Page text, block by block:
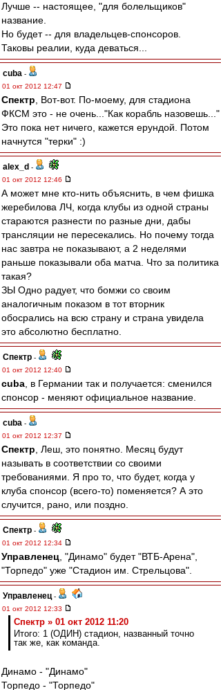
Лучше -- настоящее, "для болельщиков"
название.
Но будет -- для владельцев-спонсоров.
Таковы реалии, куда деваться...
cuba -
01 окт 2012 12:47
Спектр , Вот-вот. По-моему, для стадиона
ФКСМ это - не очень..."Как корабль назовешь..."
Это пока нет ничего, кажется ерундой. Потом
начнутся "терки" :)
alex_d -
01 окт 2012 12:46
А может мне кто-нить объяснить, в чем фишка
жеребилова ЛЧ, когда клубы из одной страны
стараются разнести по разные дни, дабы
трансляции не пересекались. Но почему тогда
нас завтра не показывают, а 2 неделями
раньше показывали оба матча. Что за политика
такая?
ЗЫ Одно радует, что бомжи со своим
аналогичным показом в тот вторник
обосрались на всю страну и страна увидела
это абсолютно бесплатно.
Спектр -
01 окт 2012 12:40
cuba , в Германии так и получается: сменился
спонсор - меняют официальное название.
cuba -
01 окт 2012 12:37
Спектр , Леш, это понятно. Месяц будут
называть в соответствии со своими
требованиями. Я про то, что будет, когда у
клуба спонсор (всего-то) поменяется? А это
случится, рано, или поздно.
Спектр -
01 окт 2012 12:34
Управленец , "Динамо" будет "ВТБ-Арена",
"Торпедо" уже "Стадион им. Стрельцова".
Управленец -
01 окт 2012 12:33
Спектр » 01 окт 2012 11:20
Итого: 1 (ОДИН) стадион, названный точно
так же, как команда.
Динамо - "Динамо"
Торпедо - "Торпедо"